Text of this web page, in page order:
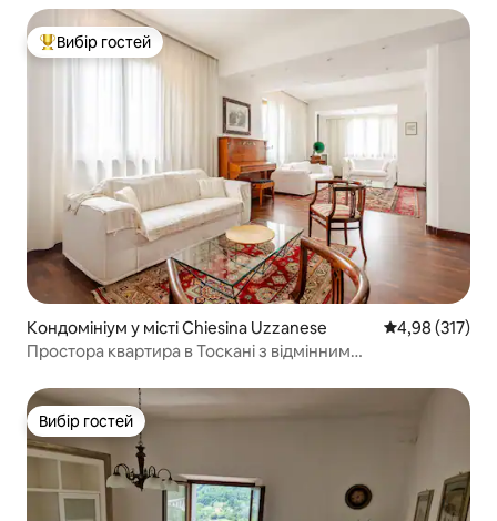
Топ вибір гостей
Вибір гостей
Кондомініум у місті Chiesina Uzzanese Середня
4,98 (317)
Простора квартира в Тоскані з відмінним
Вибір гостей
Вибір гостей